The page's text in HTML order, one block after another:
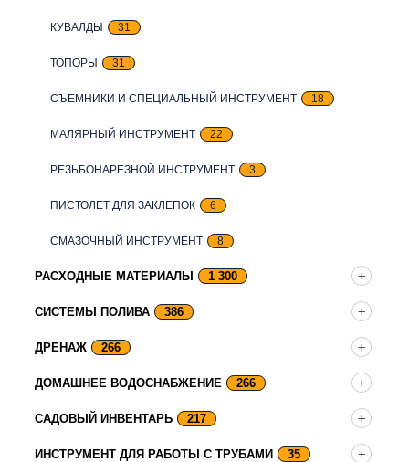
КУВАЛДЫ 31
ТОПОРЫ 31
СЪЕМНИКИ И СПЕЦИАЛЬНЫЙ ИНСТРУМЕНТ 18
МАЛЯРНЫЙ ИНСТРУМЕНТ 22
РЕЗЬБОНАРЕЗНОЙ ИНСТРУМЕНТ 3
ПИСТОЛЕТ ДЛЯ ЗАКЛЕПОК 6
СМАЗОЧНЫЙ ИНСТРУМЕНТ 8
РАСХОДНЫЕ МАТЕРИАЛЫ 1 300
СИСТЕМЫ ПОЛИВА 386
ДРЕНАЖ 266
ДОМАШНЕЕ ВОДОСНАБЖЕНИЕ 266
САДОВЫЙ ИНВЕНТАРЬ 217
ИНСТРУМЕНТ ДЛЯ РАБОТЫ С ТРУБАМИ 35